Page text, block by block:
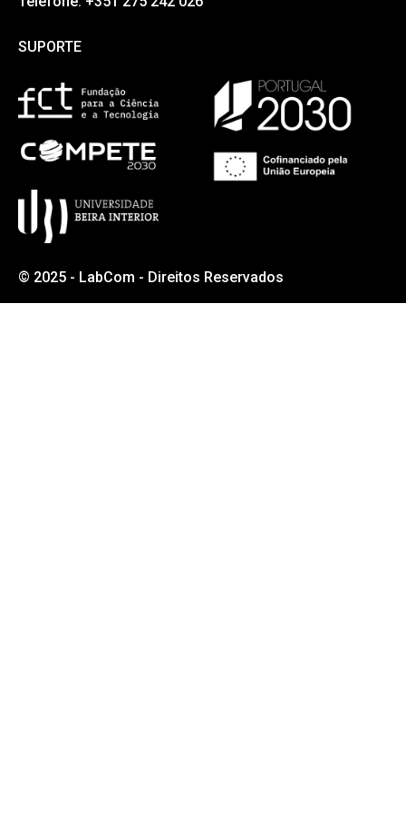
SUPORTE
© 2025 - LabCom - Direitos Reservados